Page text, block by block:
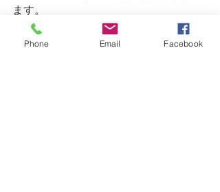
ます。
Phone Email Facebook